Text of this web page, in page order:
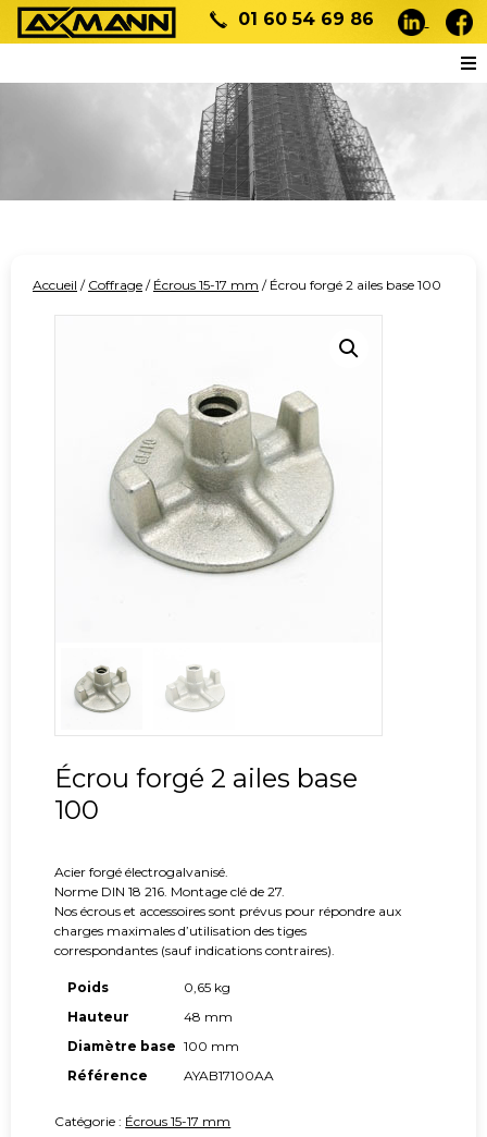
01 60 54 69 86
Accueil / Coffrage / Écrous 15-17 mm / Écrou forgé 2 ailes base 100
Écrou forgé 2 ailes base
100
Acier forgé électrogalvanisé.
Norme DIN 18 216. Montage clé de 27.
Nos écrous et accessoires sont prévus pour répondre aux
charges maximales d’utilisation des tiges
correspondantes (sauf indications contraires).
Poids
0,65 kg
Hauteur
48 mm
Diamètre base 100 mm
Référence
AYAB17100AA
Catégorie : Écrous 15-17 mm